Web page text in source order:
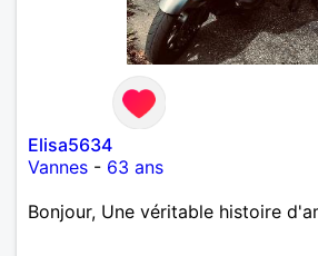
Elisa5634
Vannes - 63 ans
Bonjour, Une véritable histoire